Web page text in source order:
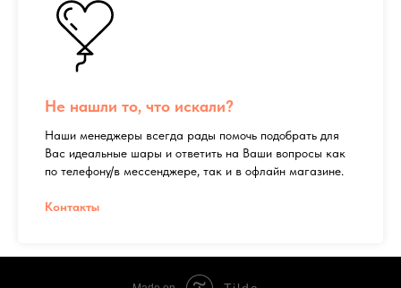
Не нашли то, что искали?
Наши менеджеры всегда рады помочь подобрать для
Вас идеальные шары и ответить на Ваши вопросы как
по телефону/в мессенджере, так и в офлайн магазине.
Контакты